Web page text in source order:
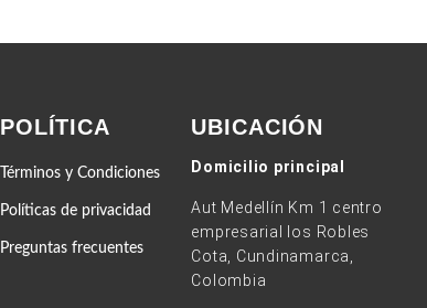
POLÍTICA
Términos y Condiciones
Políticas de privacidad
Preguntas frecuentes
UBICACIÓN
Domicilio principal
Aut Medellín Km 1 centro
empresarial los Robles
Cota, Cundinamarca,
Colombia